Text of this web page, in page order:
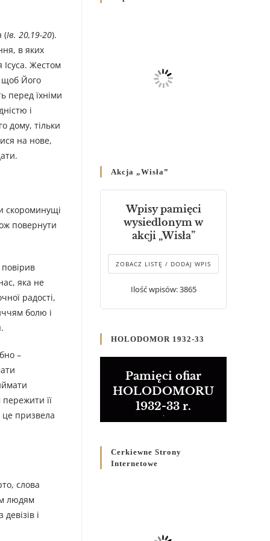
(Ів. 20,19-20).
в яких
Ісуса. Жестом
щоб Його
перед їхніми
і
дому, тільки
на нове,
скороминущі
повернути
яка не
радості,
болю і
–
її
це призвела
слова
людям
і
Родин
Справ Молоді та встановленя
складу Катихитичної Комісії
днях 2-12 липня 2024 р.”
Декрет єпископів
Перемисько-Варшавської
Митрополії стосовно
звершування Божественної
літургії
Булла проголошення
Розпорядження
Преосвященнішого Владики
Кир Володимира Р. Ющака
про вживання друкованих
книг на публічних
богослужіннях
Akcja „Wisła”
Wpisy pamięci
wysiedlonym w
akcji „Wisła”
ZOBACZ LISTĘ / DODAJ WPIS
Ilość wpisów: 3865
HOLODOMOR 1932-33
Pamięci ofiar
HOLODOMORU
1932-33 r.
Cerkiewne Strony
Internetowe